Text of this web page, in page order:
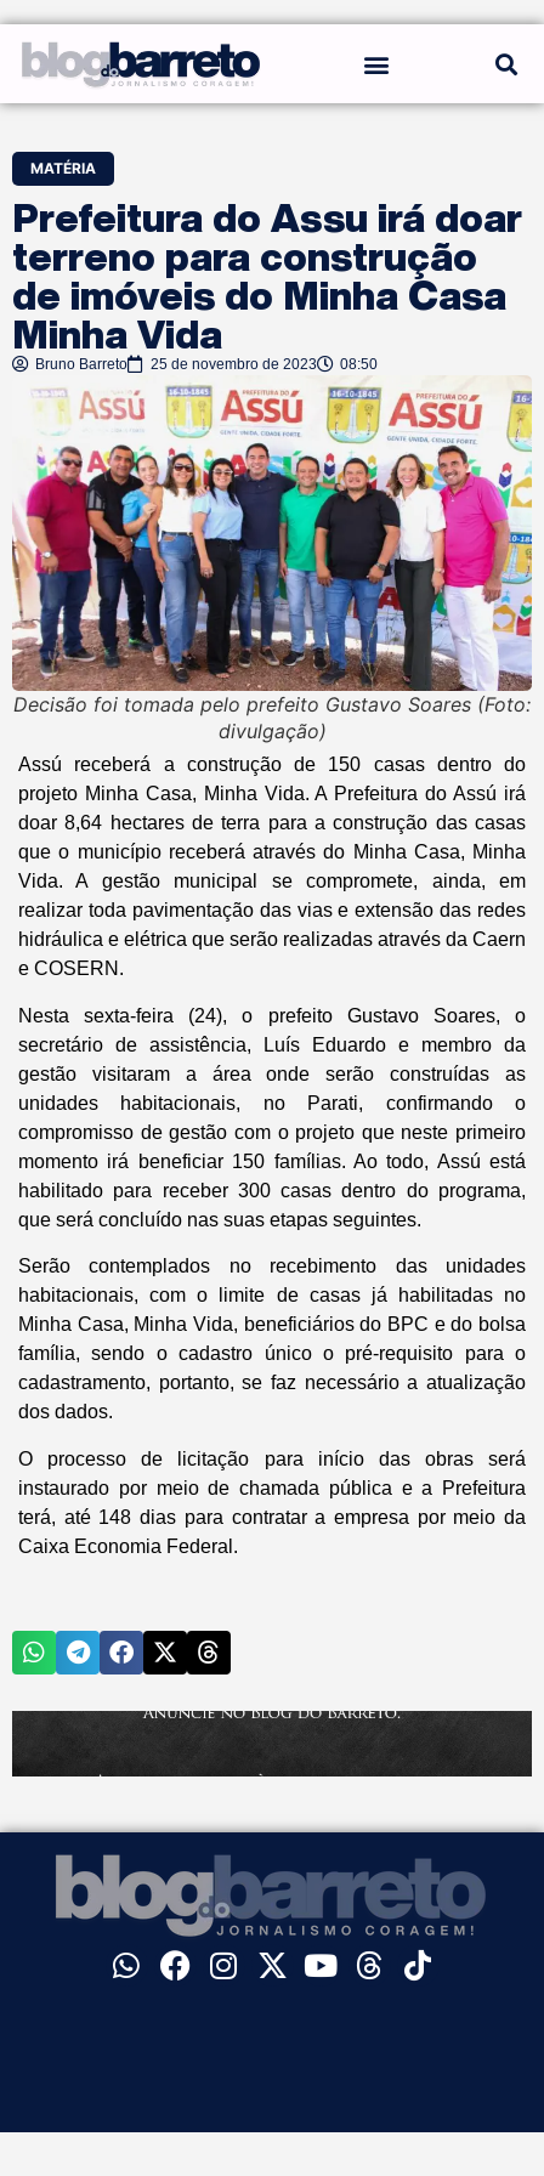
MATÉRIA
Prefeitura do Assu irá doar
terreno para construção
de imóveis do Minha Casa
Minha Vida
Bruno Barreto 25 de novembro de 2023 08:50
Decisão foi tomada pelo prefeito Gustavo Soares (Foto:
divulgação)
Assú receberá a construção de 150 casas dentro do
projeto Minha Casa, Minha Vida. A Prefeitura do Assú irá
doar 8,64 hectares de terra para a construção das casas
que o município receberá através do Minha Casa, Minha
Vida. A gestão municipal se compromete, ainda, em
realizar toda pavimentação das vias e extensão das redes
hidráulica e elétrica que serão realizadas através da Caern
e COSERN.
Nesta sexta-feira (24), o prefeito Gustavo Soares, o
secretário de assistência, Luís Eduardo e membro da
gestão visitaram a área onde serão construídas as
unidades habitacionais, no Parati, confirmando o
compromisso de gestão com o projeto que neste primeiro
momento irá beneficiar 150 famílias. Ao todo, Assú está
habilitado para receber 300 casas dentro do programa,
que será concluído nas suas etapas seguintes.
Serão contemplados no recebimento das unidades
habitacionais, com o limite de casas já habilitadas no
Minha Casa, Minha Vida, beneficiários do BPC e do bolsa
família, sendo o cadastro único o pré-requisito para o
cadastramento, portanto, se faz necessário a atualização
dos dados.
O processo de licitação para início das obras será
instaurado por meio de chamada pública e a Prefeitura
terá, até 148 dias para contratar a empresa por meio da
Caixa Economia Federal.